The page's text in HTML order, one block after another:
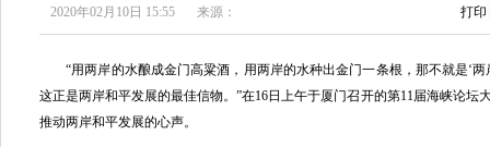
2020年02月10日 15:55 来源： 打印
“用两岸的水酿成金门高粱酒，用两岸的水种出金门一条根，那不就是‘
这正是两岸和平发展的最佳信物。”在16日上午于厦门召开的第11届海峡论坛
推动两岸和平发展的心声。